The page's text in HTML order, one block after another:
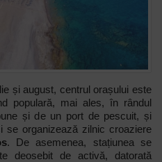
și august, centrul orașului este
populară, mai ales, în rândul
și de un port de pescuit, și
se organizează zilnic croaziere
. De asemenea, stațiunea se
deosebit de activă, datorată